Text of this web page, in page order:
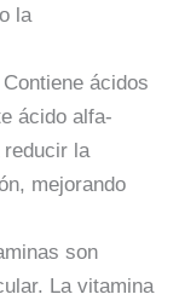
la
Contiene ácidos
ácido alfa-
reducir la
mejorando
son
La vitamina